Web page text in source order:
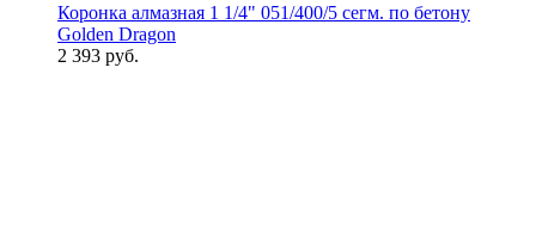
Коронка алмазная 1 1/4" 051/400/5 сегм. по бетону
Golden Dragon
2 393 руб.